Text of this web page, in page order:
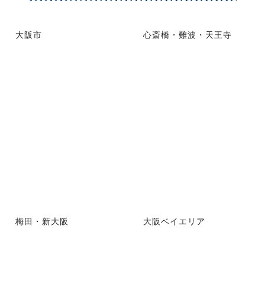
大阪市 心斎橋・難波・天王寺
梅田・新大阪 大阪ベイエリア